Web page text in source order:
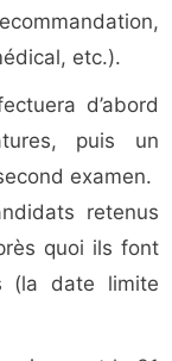
etc.).
d’abord
puis un
examen.
retenus
quoi ils font
(la date limite